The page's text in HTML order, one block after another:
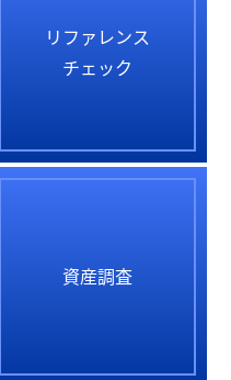
リファレンス
チェック
資産調査